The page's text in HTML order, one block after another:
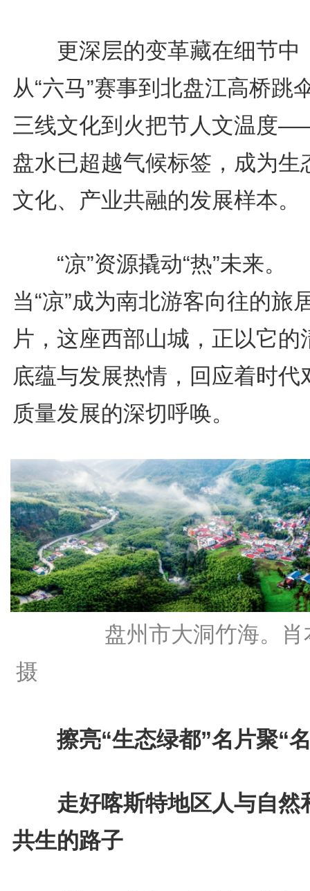
更深层的变革藏在细节中
从“六马”赛事到北盘江高桥跳
三线文化到火把节人文温度
盘水已超越气候标签，成为生
文化、产业共融的发展样本。
“凉”资源撬动“热”未来。
当“凉”成为南北游客向往的旅
片，这座西部山城，正以它的
底蕴与发展热情，回应着时代
质量发展的深切呼唤。
盘州市大洞竹海。肖
摄
擦亮“生态绿都”名片聚“
走好喀斯特地区人与自然
共生的路子